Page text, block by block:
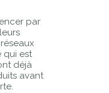
par
qui est
déjà
avant